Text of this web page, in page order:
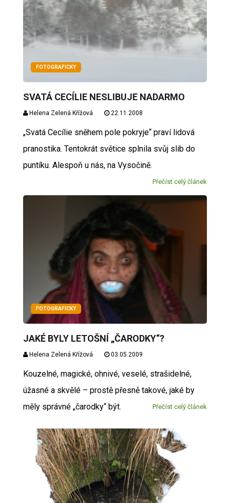
FOTOGRAFICKY
SVATÁ CECÍLIE NESLIBUJE NADARMO
Helena Zelená Křížová 22.11.2008
„Svatá Cecílie sněhem pole pokryje“ praví lidová
pranostika. Tentokrát světice splnila svůj slib do
puntíku. Alespoň u nás, na Vysočině.
Přečíst celý článek
FOTOGRAFICKY
JAKÉ BYLY LETOŠNÍ „ČARODKY“?
Helena Zelená Křížová 03.05.2009
Kouzelné, magické, ohnivé, veselé, strašidelné,
úžasné a skvělé – prostě přesně takové, jaké by
měly správné „čarodky“ být.
Přečíst celý článek